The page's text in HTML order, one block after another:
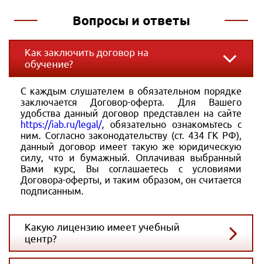
Вопросы и ответы
Как заключить договор на
обучение?
С каждым слушателем в обязательном порядке
заключается Договор-оферта. Для Вашего
удобства данный договор представлен на сайте
https://iab.ru/legal/, обязательно ознакомьтесь с
ним. Согласно законодательству (ст. 434 ГК РФ),
данный договор имеет такую же юридическую
силу, что и бумажный. Оплачивая выбранный
Вами курс, Вы соглашаетесь с условиями
Договора-оферты, и таким образом, он считается
подписанным.
Какую лицензию имеет учебный
центр?